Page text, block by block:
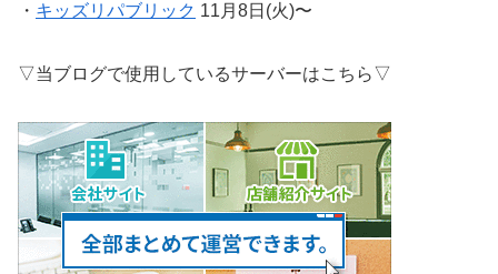
・ キッズリパブリック 11月8日(火)〜
▽当ブログで使用しているサーバーはこちら▽